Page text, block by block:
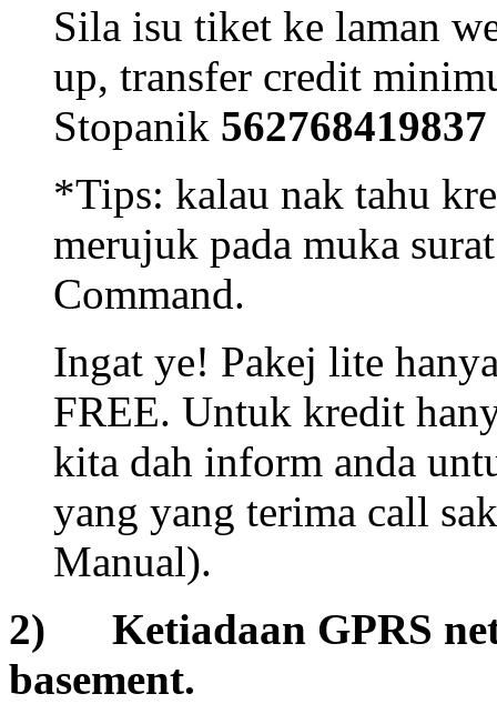
Sila isu tiket ke laman
up, transfer credit
Stopanik 562768419837
*Tips: kalau nak tahu
merujuk pada muka
Command.
Ingat ye! Pakej lite
FREE. Untuk kredit
kita dah inform anda
yang yang terima call
Manual).
2) Ketiadaan GPRS
basement.